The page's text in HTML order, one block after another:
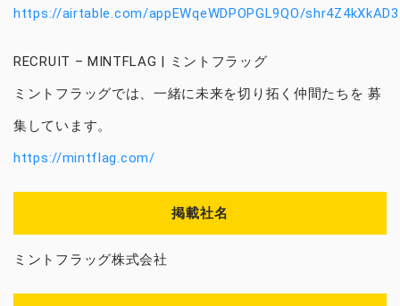
https://airtable.com/appEWqeWDPOPGL9QO/
RECRUIT – MINTFLAG | ミントフラッグ
ミントフラッグでは、一緒に未来を切り拓く仲間たちを 募
集しています。
https://mintflag.com/
掲載社名
ミントフラッグ株式会社